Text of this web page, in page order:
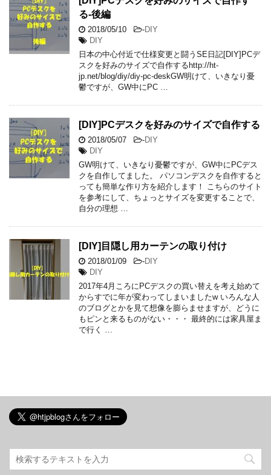
る-後編
2018/05/10 -DIY
DIY
日本の中心付近で仕様変更と闘うSE日記[DIY]PCデ
スクを好みのサイズで自作するhttp://ht-
jp.net/blog/diy/diy-pc-deskGW明けて、いきなり憂
鬱ですが、GW中にPC …
[DIY]PCデスクを好みのサイズで自作する
2018/05/07 -DIY
DIY
GW明けて、いきなり憂鬱ですが、GW中にPCデス
クを自作してました。 パソコンデスクを自作すると
っても簡単な作り方を紹介します！ こちらのサイト
を参考にして、ちょっとサイズを変更することで、
自分の理想 …
[DIY]目隠し用カーテンの取り付け
2018/01/09 -DIY
DIY
2017年4月ころにPCデスクの買い替えを考え始めて
からすでに年が変わってしまいましたw いろんな人
のブログとかを見て想像を膨らませますが、どうに
もピンと来るものがない・・・ 最終的には家具屋ま
で行く …